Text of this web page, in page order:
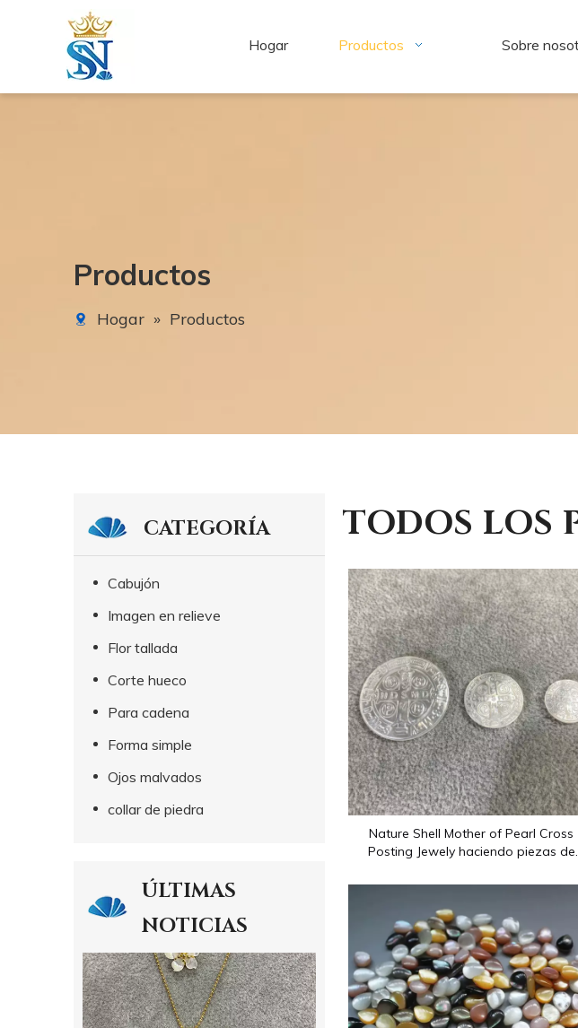
Hogar Productos Sobre
Productos
Hogar » Productos
CATEGORÍA
Cabujón
Imagen en relieve
Flor tallada
Corte hueco
Para cadena
Forma simple
Ojos malvados
collar de piedra
ÚLTIMAS
NOTICIAS
Nuestra empresa produce accesorios de joyería desde 2012: superficies
TODOS LOS
Nature Shell Mother of Pearl Cross
Posting Jewely haciendo piezas de
Inlay